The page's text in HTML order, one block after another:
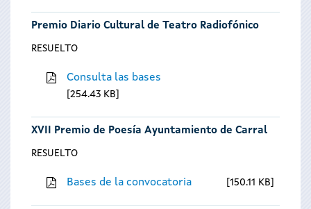
Premio Diario Cultural de Teatro Radiofónico
RESUELTO
Consulta las bases
254.43 KB
XVII Premio de Poesía Ayuntamiento de Carral
RESUELTO
Bases de la convocatoria 150.11 KB